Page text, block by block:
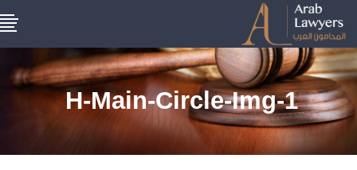
H-Main-Circle-Img-1